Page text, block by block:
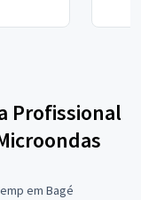
Profissional
em Bagé